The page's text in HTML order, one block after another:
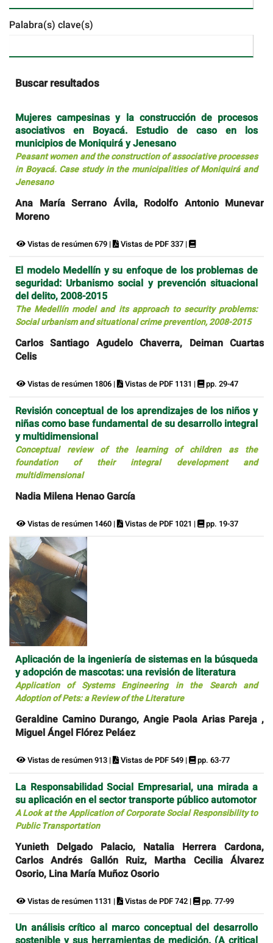
Palabra(s) clave(s)
Buscar resultados
Mujeres campesinas y la construcción de procesos
asociativos en Boyacá. Estudio de caso en los
municipios de Moniquirá y Jenesano
Peasant women and the construction of associative processes
in Boyacá. Case study in the municipalities of Moniquirá and
Jenesano
Ana María Serrano Ávila, Rodolfo Antonio Munevar
Moreno
Vistas de resúmen 679 | Vistas de PDF 337 |
El modelo Medellín y su enfoque de los problemas de
seguridad: Urbanismo social y prevención situacional
del delito, 2008-2015
The Medellín model and its approach to security problems:
Social urbanism and situational crime prevention, 2008-2015
Carlos Santiago Agudelo Chaverra, Deiman Cuartas
Celis
Vistas de resúmen 1806 | Vistas de PDF 1131 | pp. 29-47
Revisión conceptual de los aprendizajes de los niños y
niñas como base fundamental de su desarrollo integral
y multidimensional
Conceptual review of the learning of children as the
foundation of their integral development and
multidimensional
Nadia Milena Henao García
Vistas de resúmen 1460 | Vistas de PDF 1021 | pp. 19-37
Aplicación de la ingeniería de sistemas en la búsqueda
y adopción de mascotas: una revisión de literatura
Application of Systems Engineering in the Search and
Adoption of Pets: a Review of the Literature
Geraldine Camino Durango, Angie Paola Arias Pareja ,
Miguel Ángel Flórez Peláez
Vistas de resúmen 913 | Vistas de PDF 549 | pp. 63-77
La Responsabilidad Social Empresarial, una mirada a
su aplicación en el sector transporte público automotor
A Look at the Application of Corporate Social Responsibility to
Public Transportation
Yunieth Delgado Palacio, Natalia Herrera Cardona,
Carlos Andrés Gallón Ruiz, Martha Cecilia Álvarez
Osorio, Lina María Muñoz Osorio
Vistas de resúmen 1131 | Vistas de PDF 742 | pp. 77-99
Un análisis crítico al marco conceptual del desarrollo